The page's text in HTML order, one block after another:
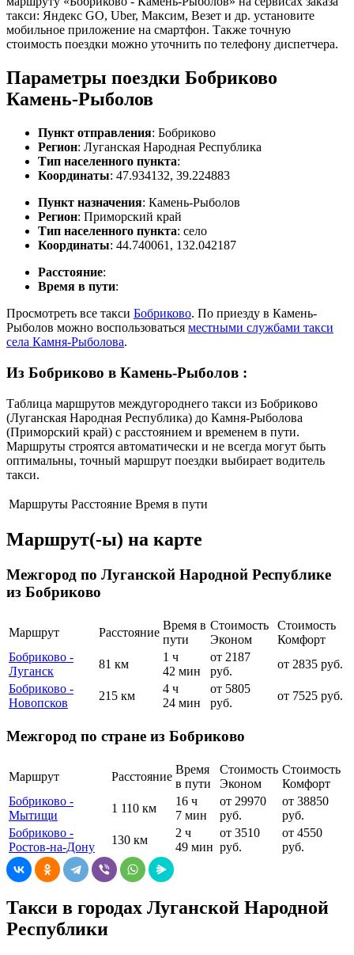
такси: Яндекс GO, Uber, Максим, Везет и др. установите
мобильное приложение на смартфон. Также точную
стоимость поездки можно уточнить по телефону диспетчера.
Параметры поездки Бобриково
Камень-Рыболов
Пункт отправления: Бобриково
Регион: Луганская Народная Республика
Тип населенного пункта:
Координаты: 47.934132, 39.224883
Пункт назначения: Камень-Рыболов
Регион: Приморский край
Тип населенного пункта: село
Координаты: 44.740061, 132.042187
Расстояние:
Время в пути:
Просмотреть все такси Бобриково. По приезду в Камень-
Рыболов можно воспользоваться местными службами такси
села Камня-Рыболова.
Из Бобриково в Камень-Рыболов :
Таблица маршрутов междугороднего такси из Бобриково
(Луганская Народная Республика) до Камня-Рыболова
(Приморский край) с расстоянием и временем в пути.
Маршруты строятся автоматически и не всегда могут быть
оптимальны, точный маршрут поездки выбирает водитель
такси.
Маршруты Расстояние Время в пути
Маршрут(-ы) на карте
Межгород по Луганской Народной Республике
из Бобриково
Маршрут Расстояние
Время в
пути
Стоимость
Эконом
Стоимость
Комфорт
Бобриково -
Луганск
81 км
1 ч
42 мин
от 2187
руб.
от 2835 руб.
Бобриково -
Новопсков
215 км
4 ч
24 мин
от 5805
руб.
от 7525 руб.
Межгород по стране из Бобриково
Маршрут Расстояние
Время
в пути
Стоимость
Эконом
Стоимость
Комфорт
Бобриково -
Мытищи
1 110 км
16 ч
7 мин
от 29970
руб.
от 38850
руб.
Бобриково -
Ростов-на-Дону
130 км
2 ч
49 мин
от 3510
руб.
от 4550
руб.
Такси в городах Луганской Народной
Республики